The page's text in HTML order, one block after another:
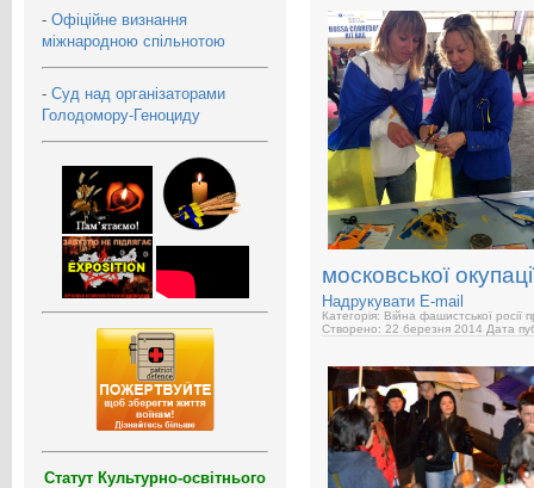
- Офіційне визнання
міжнародною спільнотою
- Суд над організаторами
Голодомору-Геноциду
Статут Культурно-освітнього
московської
Надрукувати E-mail
Категорія: Війна фашистської росії
Створено: 22 березня 2014 Дата